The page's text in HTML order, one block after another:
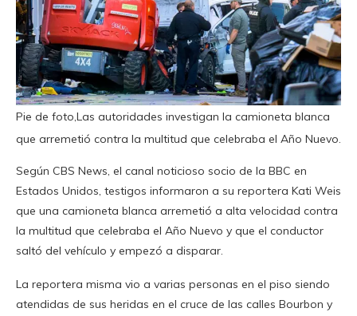
Pie de foto,Las autoridades investigan la camioneta blanca
que arremetió contra la multitud que celebraba el Año Nuevo.
Según CBS News, el canal noticioso socio de la BBC en
Estados Unidos, testigos informaron a su reportera Kati Weis
que una camioneta blanca arremetió a alta velocidad contra
la multitud que celebraba el Año Nuevo y que el conductor
saltó del vehículo y empezó a disparar.
La reportera misma vio a varias personas en el piso siendo
atendidas de sus heridas en el cruce de las calles Bourbon y